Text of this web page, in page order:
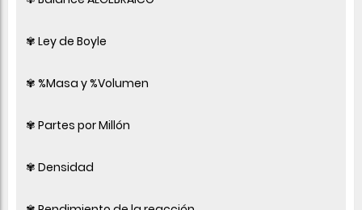
✾ Ley de Boyle
✾ %Masa y %Volumen
✾ Partes por Millón
✾ Densidad